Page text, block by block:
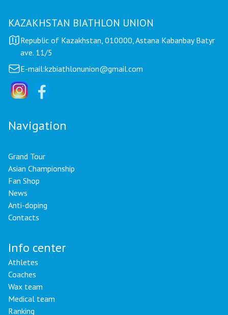
KAZAKHSTAN BIATHLON UNION
Republic of Kazakhstan, 010000, Astana Kabanbay Batyr
ave. 11/5
E-mail:kzbiathlonunion@gmail.com
Navigation
Grand Tour
Asian Championship
Fan Shop
News
Anti-doping
Contacts
Info center
Athletes
Coaches
Wax team
Medical team
Ranking